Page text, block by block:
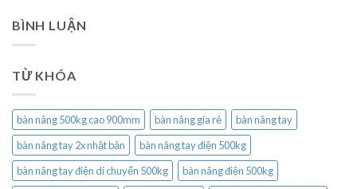
BÌNH LUẬN
TỪ KHÓA
bàn nâng 500kg cao 900mm bàn nâng gía rẻ
bàn nâng tay
bàn nâng tay 2x nhật bản
bàn nâng tay điện 500kg
bàn nâng tay điện di chuyển 500kg
bàn nâng điện 500kg